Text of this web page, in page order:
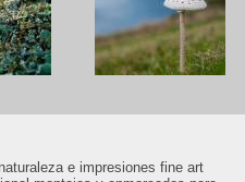
e impresiones fine art